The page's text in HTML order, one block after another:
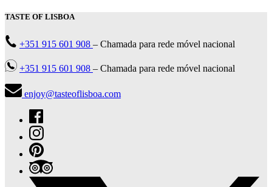
TASTE OF LISBOA
+351 915 601 908 – Chamada para rede móvel nacional
+351 915 601 908 – Chamada para rede móvel nacional
enjoy@tasteoflisboa.com